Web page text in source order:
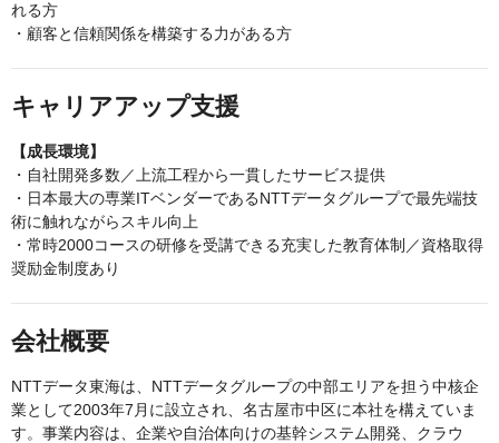
れる方
・顧客と信頼関係を構築する力がある方
キャリアアップ支援
【成長環境】
・自社開発多数／上流⼯程から一貫したサービス提供
・日本最大の専業ITベンダーであるNTTデータグループで最先端技
術に触れながらスキル向上
・常時2000コースの研修を受講できる充実した教育体制／資格取得
奨励金制度あり
会社概要
NTTデータ東海は、NTTデータグループの中部エリアを担う中核企
業として2003年7月に設立され、名古屋市中区に本社を構えていま
す。事業内容は、企業や自治体向けの基幹システム開発、クラウ